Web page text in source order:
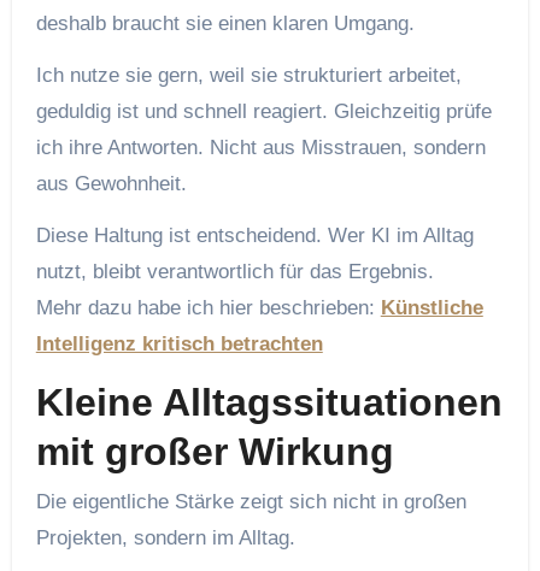
deshalb braucht sie einen klaren Umgang.
Ich nutze sie gern, weil sie strukturiert arbeitet,
geduldig ist und schnell reagiert. Gleichzeitig prüfe
ich ihre Antworten. Nicht aus Misstrauen, sondern
aus Gewohnheit.
Diese Haltung ist entscheidend. Wer KI im Alltag
nutzt, bleibt verantwortlich für das Ergebnis.
Mehr dazu habe ich hier beschrieben: Künstliche
Intelligenz kritisch betrachten
Kleine Alltagssituationen
mit großer Wirkung
Die eigentliche Stärke zeigt sich nicht in großen
Projekten, sondern im Alltag.